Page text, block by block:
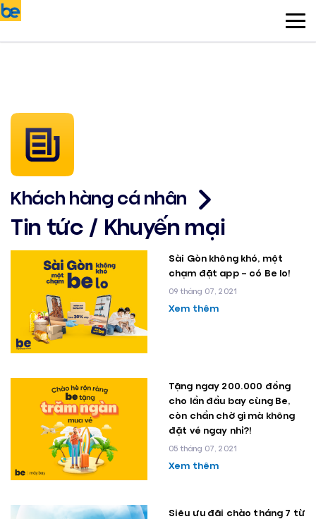
Khách hàng cá nhân
Tin tức / Khuyến mại
Sài Gòn không khó, một
chạm đặt app – có Be lo!
09 tháng 07, 2021
Xem thêm
Tặng ngay 200.000 đồng
cho lần đầu bay cùng Be,
còn chần chờ gì mà không
đặt vé ngay nhỉ?!
05 tháng 07, 2021
Xem thêm
Siêu ưu đãi chào tháng 7 từ